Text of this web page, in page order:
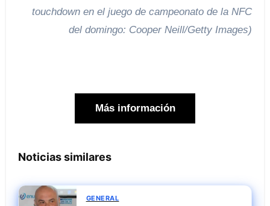
touchdown en el juego de campeonato de la NFC
del domingo: Cooper Neill/Getty Images)
Más información
Noticias similares
GENERAL